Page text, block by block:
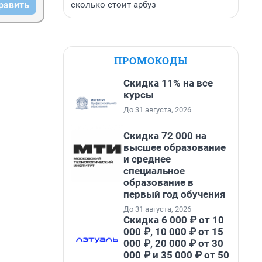
сколько стоит арбуз
ПРОМОКОДЫ
Скидка 11% на все
курсы
До 31 августа, 2026
Скидка 72 000 на
высшее образование
и среднее
специальное
образование в
первый год обучения
До 31 августа, 2026
Скидка 6 000 ₽ от 10
000 ₽, 10 000 ₽ от 15
000 ₽, 20 000 ₽ от 30
000 ₽ и 35 000 ₽ от 50